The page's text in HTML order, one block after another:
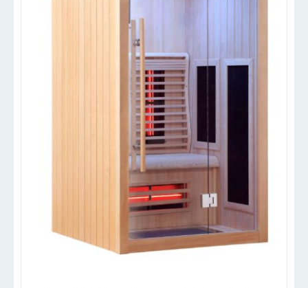
IN DEN WARENKORB /